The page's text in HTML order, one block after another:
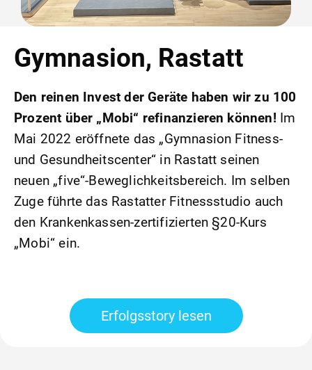
Gymnasion, Rastatt
Den reinen Invest der Geräte haben wir zu 100
Prozent über „Mobi“ refinanzieren können! Im
Mai 2022 eröffnete das „Gymnasion Fitness-
und Gesundheitscenter“ in Rastatt seinen
neuen „five“-Beweglichkeitsbereich. Im selben
Zuge führte das Rastatter Fitnessstudio auch
den Krankenkassen-zertifizierten §20-Kurs
„Mobi“ ein.
Erfolgsstory lesen